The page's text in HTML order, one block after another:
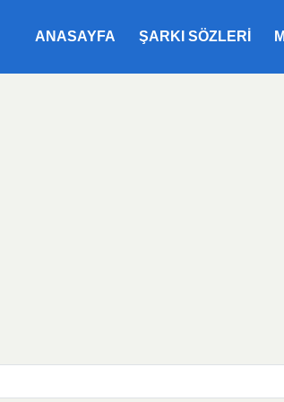
ANASAYFA ŞARKI SÖZLERI